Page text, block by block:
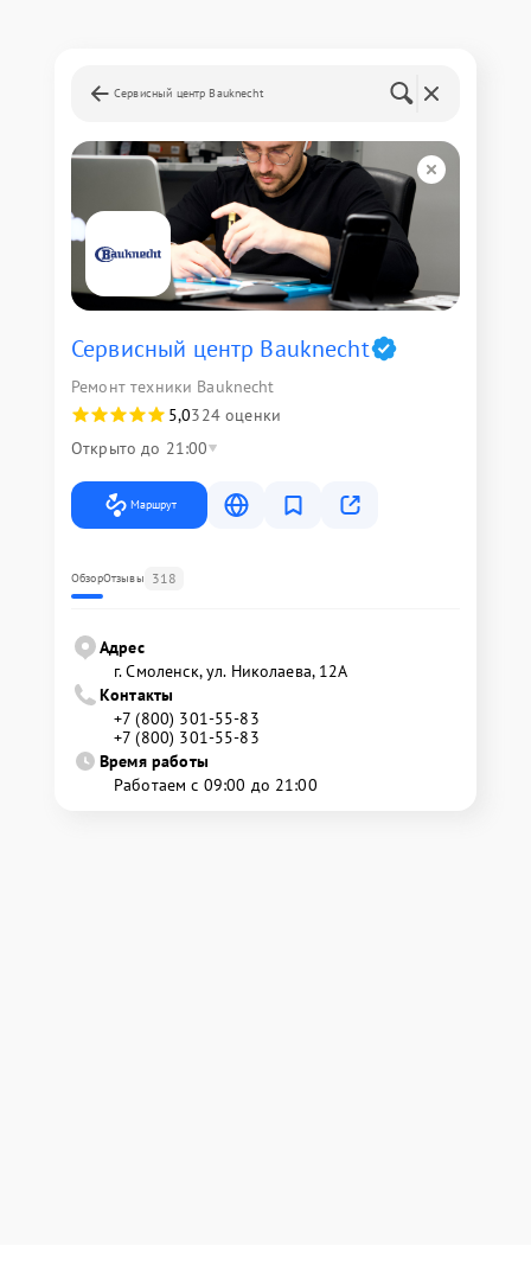
Сервисный центр Bauknecht
Сервисный центр Bauknecht
Ремонт техники Bauknecht
5,0324 оценки
Открыто до 21:00
Маршрут
ОбзорОтзывы 318
Адрес
г. Смоленск, ул. Николаева, 12А
Контакты
+7 (800) 301-55-83
+7 (800) 301-55-83
Время работы
Работаем с 09:00 до 21:00